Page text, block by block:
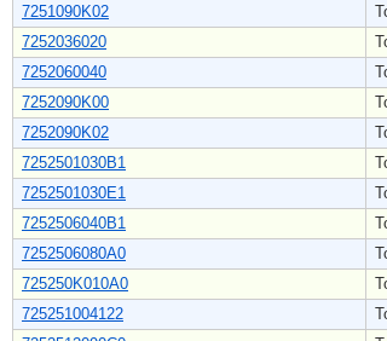
7251090K02
7252036020
7252060040
7252090K00
7252090K02
7252501030B1
7252501030E1
7252506040B1
7252506080A0
725250K010A0
725251004122